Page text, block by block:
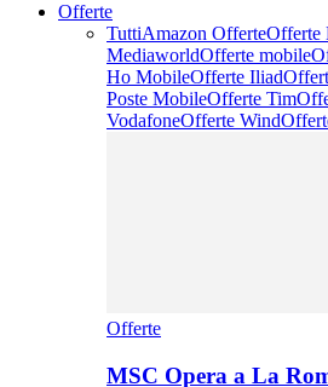
Offerte
TuttiAmazon OfferteOfferte
MediaworldOfferte mobile
Ho MobileOfferte Iliad
Poste MobileOfferte Tim
VodafoneOfferte Wind
Offerte
MSC Opera a La